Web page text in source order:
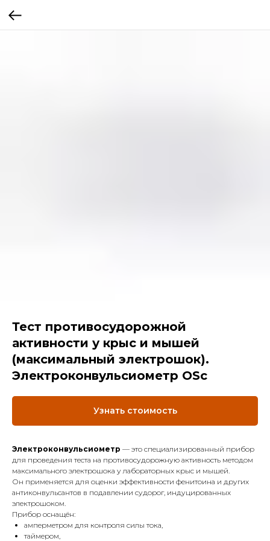
Тест противосудорожной
активности у крыс и мышей
(максимальный электрошок).
Электроконвульсиометр OSc
Узнать стоимость
Электроконвульсиометр — это специализированный прибор
для проведения теста на противосудорожную активность методом
максимального электрошока у лабораторных крыс и мышей.
Он применяется для оценки эффективности фенитоина и других
антиконвульсантов в подавлении судорог, индуцированных
электрошоком.
Прибор оснащён:
амперметром для контроля силы тока,
таймером,